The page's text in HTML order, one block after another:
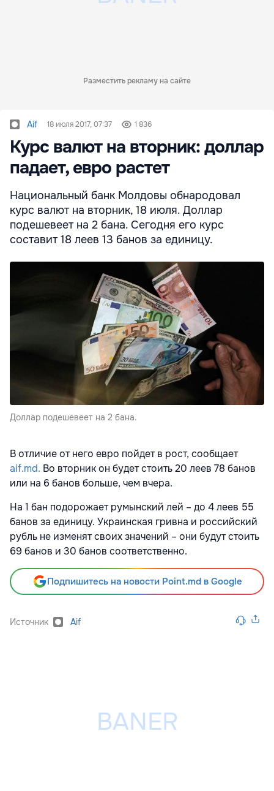
Разместить рекламу на сайте
Aif 18 июля 2017, 07:37 1 836
Курс валют на вторник: доллар
падает, евро растет
Национальный банк Молдовы обнародовал
курс валют на вторник, 18 июля. Доллар
подешевеет на 2 бана. Сегодня его курс
составит 18 леев 13 банов за единицу.
Доллар подешевеет на 2 бана.
В отличие от него евро пойдет в рост, сообщает
aif.md. Во вторник он будет стоить 20 леев 78 банов
или на 6 банов больше, чем вчера.
На 1 бан подорожает румынский лей – до 4 леев 55
банов за единицу. Украинская гривна и российский
рубль не изменят своих значений – они будут стоить
69 банов и 30 банов соответственно.
Подпишитесь на новости Point.md в Google
Источник Aif